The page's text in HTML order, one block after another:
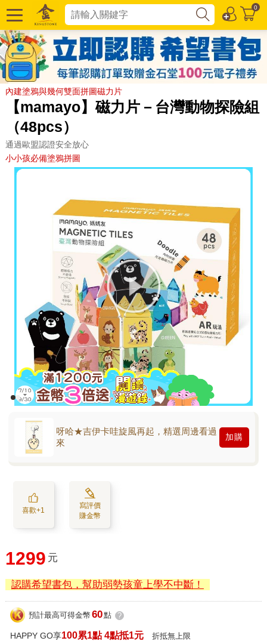
0
內建塗鴉與幾何雙面拼圖磁力片
【mamayo】磁力片－台灣動物探險組
（48pcs）
通過歐盟認證安全放心
小小孩必備塗鴉拼圖
呀哈★吉伊卡哇旋風再起，精選周邊看過
來
加購
喜歡+1
寫評價
賺金幣
1299 元
認購希望書包，幫助弱勢孩童上學不中斷！
預計最高可得金幣 60點 ?
HAPPY GO享100累1點 4點抵1元 折抵無上限